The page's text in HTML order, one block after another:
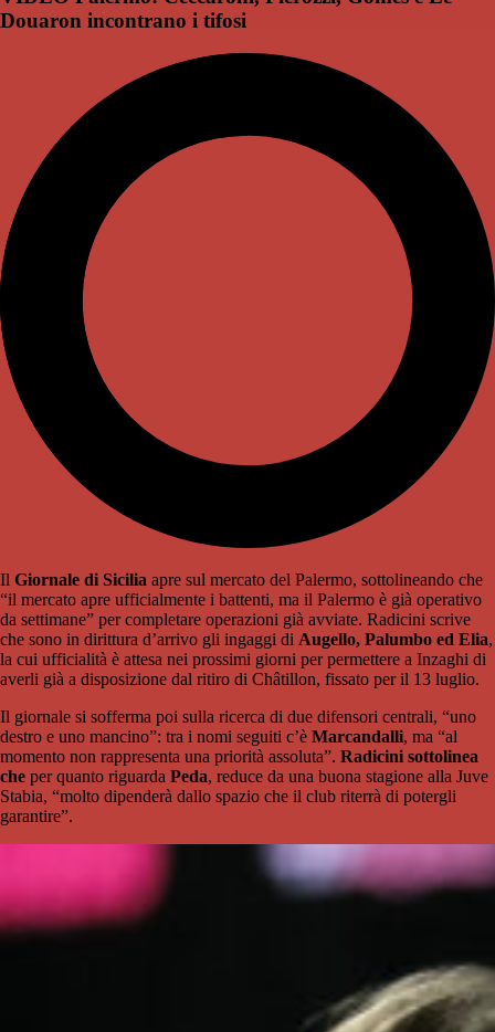
Douaron incontrano i tifosi
Il Giornale di Sicilia apre sul mercato del Palermo, sottolineando che
“il mercato apre ufficialmente i battenti, ma il Palermo è già operativo
da settimane” per completare operazioni già avviate. Radicini scrive
che sono in dirittura d’arrivo gli ingaggi di Augello, Palumbo ed Elia,
la cui ufficialità è attesa nei prossimi giorni per permettere a Inzaghi di
averli già a disposizione dal ritiro di Châtillon, fissato per il 13 luglio.
Il giornale si sofferma poi sulla ricerca di due difensori centrali, “uno
destro e uno mancino”: tra i nomi seguiti c’è Marcandalli, ma “al
momento non rappresenta una priorità assoluta”. Radicini sottolinea
che per quanto riguarda Peda, reduce da una buona stagione alla Juve
Stabia, “molto dipenderà dallo spazio che il club riterrà di potergli
garantire”.